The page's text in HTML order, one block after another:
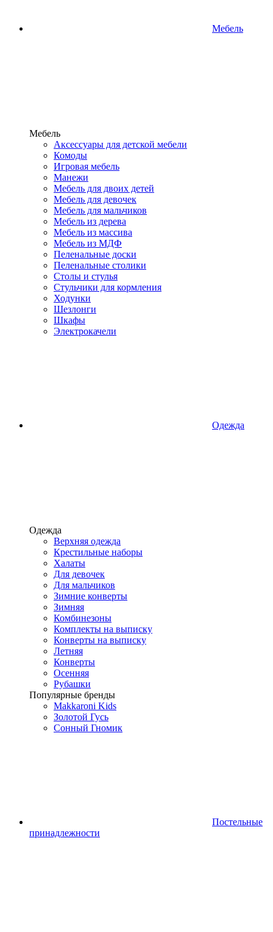
Мебель
Мебель
Аксессуары для детской мебели
Комоды
Игровая мебель
Манежи
Мебель для двоих детей
Мебель для девочек
Мебель для мальчиков
Мебель из дерева
Мебель из массива
Мебель из МДФ
Пеленальные доски
Пеленальные столики
Столы и стулья
Стульчики для кормления
Ходунки
Шезлонги
Шкафы
Электрокачели
Одежда
Одежда
Верхняя одежда
Крестильные наборы
Халаты
Для девочек
Для мальчиков
Зимние конверты
Зимняя
Комбинезоны
Комплекты на выписку
Конверты на выписку
Летняя
Конверты
Осенняя
Рубашки
Популярные бренды
Makkaroni Kids
Золотой Гусь
Сонный Гномик
Постельные
принадлежности